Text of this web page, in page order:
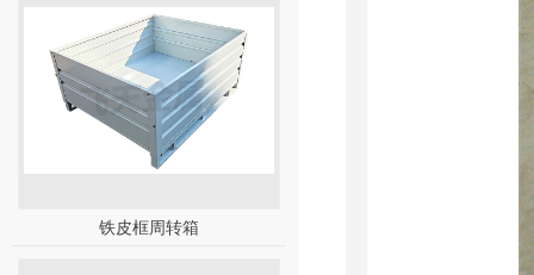
铁皮框周转箱